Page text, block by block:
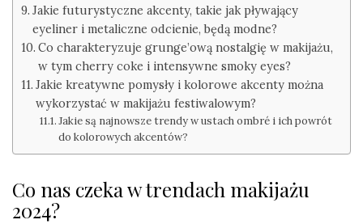
Jakie futurystyczne akcenty, takie jak pływający
eyeliner i metaliczne odcienie, będą modne?
Co charakteryzuje grunge’ową nostalgię w makijażu,
w tym cherry coke i intensywne smoky eyes?
Jakie kreatywne pomysły i kolorowe akcenty można
wykorzystać w makijażu festiwalowym?
Jakie są najnowsze trendy w ustach ombré i ich powrót
do kolorowych akcentów?
Co nas czeka w trendach makijażu
2024?